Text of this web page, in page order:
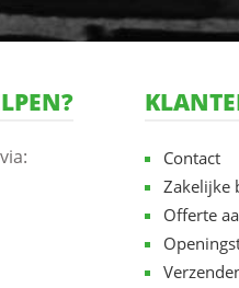
Contact
Zakelijke
Offerte